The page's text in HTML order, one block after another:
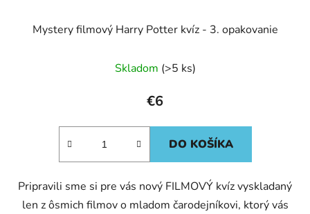
Mystery filmový Harry Potter kvíz - 3. opakovanie
Skladom (>5 ks)
€6
DO KOŠÍKA
Pripravili sme si pre vás nový FILMOVÝ kvíz vyskladaný
len z ôsmich filmov o mladom čarodejníkovi, ktorý vás